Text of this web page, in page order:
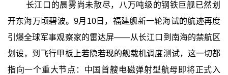
长江口的晨雾尚未散尽，八万吨级的钢铁巨舰已然划
开东海万顷碧波。9月10日，福建舰新一轮海试的航迹再度
引爆全球军事观察家的雷达屏——从长江口到南海的禁航区
划设，到飞行甲板上若隐若现的舰载机调度测试，这一切都
指向一个重大节点：中国首艘电磁弹射型航母即将正式入